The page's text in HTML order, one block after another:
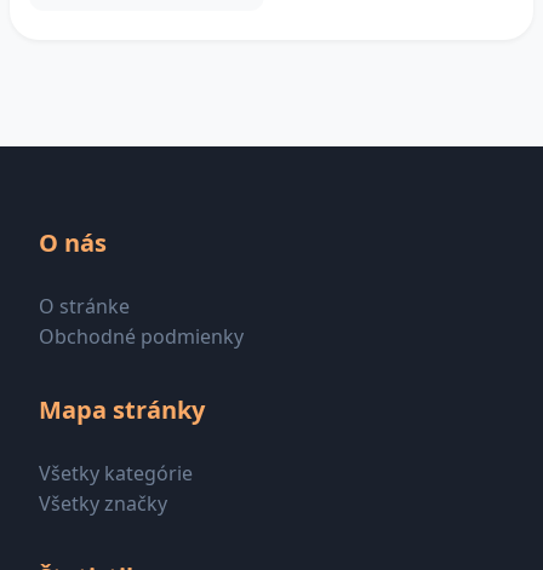
O nás
O stránke
Obchodné podmienky
Mapa stránky
Všetky kategórie
Všetky značky